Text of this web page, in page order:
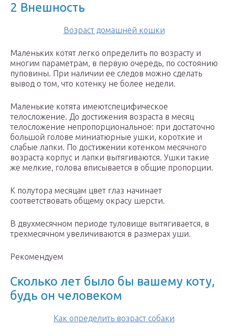
2 Внешность
Возраст домашней кошки
Маленьких котят легко определить по возрасту и
многим параметрам, в первую очередь, по состоянию
пуповины. При наличии ее следов можно сделать
вывод о том, что котенку не более недели.
Маленькие котята имеютспецифическое
телосложение. До достижения возраста в месяц
телосложение непропорциональное: при достаточно
большой голове миниатюрные ушки, короткие и
слабые лапки. По достижении котенком месячного
возраста корпус и лапки вытягиваются. Ушки такие
же мелкие, голова вписывается в общие пропорции.
К полутора месяцам цвет глаз начинает
соответствовать общему окрасу шерсти.
В двухмесячном периоде туловище вытягивается, в
трехмесячном увеличиваются в размерах уши.
Рекомендуем
Сколько лет было бы вашему коту,
будь он человеком
Как определить возраст собаки